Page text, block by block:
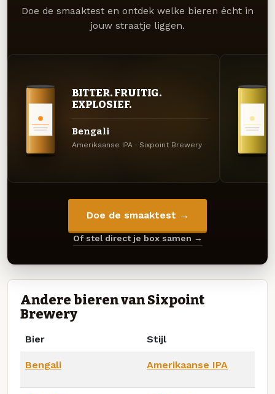
Doe de smaaktest en ontdek welke bieren écht in
jouw straatje liggen.
BITTER. FRUITIG.
EXPLOSIEF.
Bengali
Amerikaanse IPA · Sixpoint Brewery
Doe de smaaktest →
Of stel direct je box samen →
Andere bieren van Sixpoint
Brewery
Bier Stijl
Bengali Amerikaanse IPA